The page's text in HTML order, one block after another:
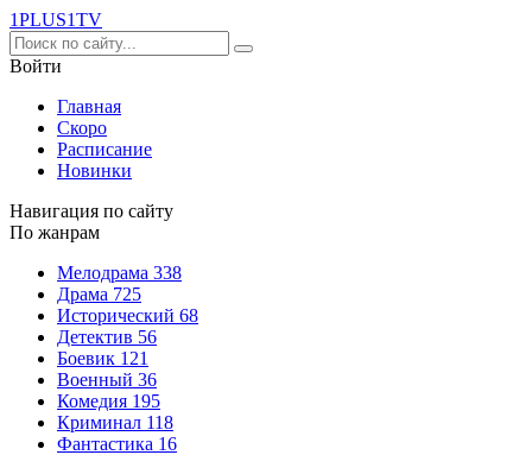
1PLUS1TV
Войти
Главная
Скоро
Расписание
Новинки
Навигация по сайту
По жанрам
Мелодрама 338
Драма 725
Исторический 68
Детектив 56
Боевик 121
Военный 36
Комедия 195
Криминал 118
Фантастика 16